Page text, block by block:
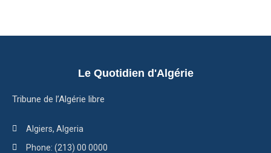
Le Quotidien d'Algérie
Tribune de l’Algérie libre
Algiers, Algeria
Phone: (213) 00 0000